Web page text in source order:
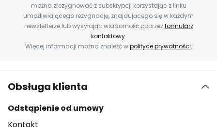
można zrezygnować z subskrypcji korzystając z linku
umożliwiającego rezygnację, znajdującego się w każdym
newsletterze lub wysyłając wiadomość poprzezformularz
kontaktowy.
Więcej informacji można znaleźć wpolityce prywatności.
Obsługa klienta
Odstąpienie od umowy
Kontakt